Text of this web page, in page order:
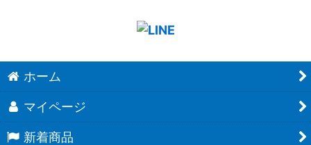
ホーム
マイページ
新着商品